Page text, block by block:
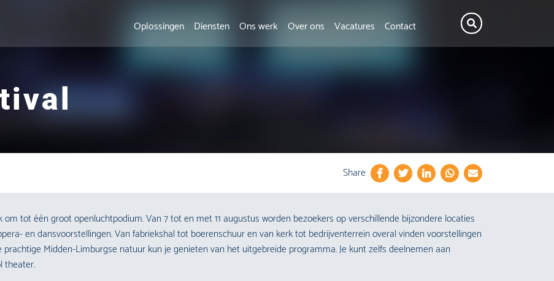
Oplossingen Diensten Ons werk Over ons Vacatures Contact
Share
tot één groot openluchtpodium. Van 7 tot en met 11 augustus worden bezoekers op verschillende bijzondere locaties
en dansvoorstellingen. Van fabriekshal tot boerenschuur en van kerk tot bedrijventerrein overal vinden voorstellingen
Midden-Limburgse natuur kun je genieten van het uitgebreide programma. Je kunt zelfs deelnemen aan
theater.